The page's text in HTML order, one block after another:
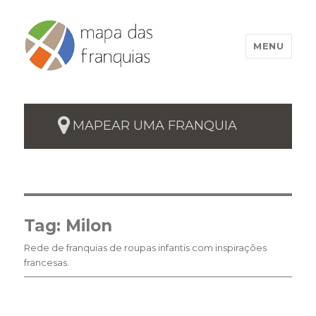
MENU
MAPEAR UMA FRANQUIA
Tag: Milon
Rede de franquias de roupas infantis com inspirações
francesas.